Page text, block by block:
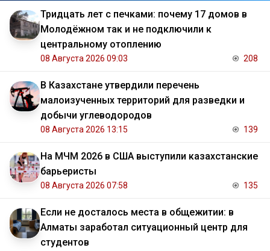
Тридцать лет с печками: почему 17 домов в
Молодёжном так и не подключили к
центральному отоплению
08 Августа 2026 09:03 208
В Казахстане утвердили перечень
малоизученных территорий для разведки и
добычи углеводородов
08 Августа 2026 13:15 139
На МЧМ 2026 в США выступили казахстанские
барьеристы
08 Августа 2026 07:58 135
Если не досталось места в общежитии: в
Алматы заработал ситуационный центр для
студентов